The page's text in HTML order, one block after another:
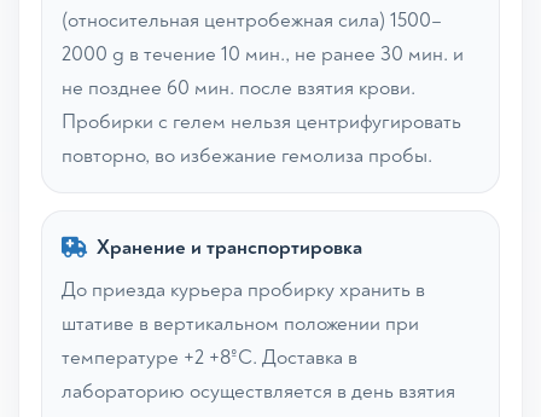
(относительная центробежная сила) 1500–
2000 g в течение 10 мин., не ранее 30 мин. и
не позднее 60 мин. после взятия крови.
Пробирки с гелем нельзя центрифугировать
повторно, во избежание гемолиза пробы.
Хранение и транспортировка
До приезда курьера пробирку хранить в
штативе в вертикальном положении при
температуре +2 +8ºС. Доставка в
лабораторию осуществляется в день взятия